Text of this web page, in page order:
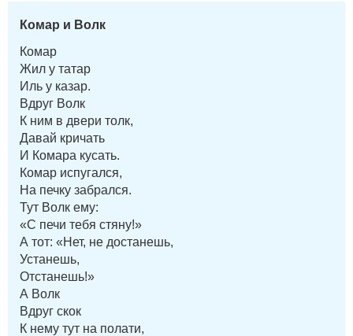
Комар и Волк
Комар
Жил у татар
Иль у казар.
Вдруг Волк
К ним в двери толк,
Давай кричать
И Комара кусать.
Комар испугался,
На печку забрался.
Тут Волк ему:
«С печи тебя стяну!»
А тот: «Нет, не достанешь,
Устанешь,
Отстанешь!»
А Волк
Вдруг скок
К нему тут на полати,